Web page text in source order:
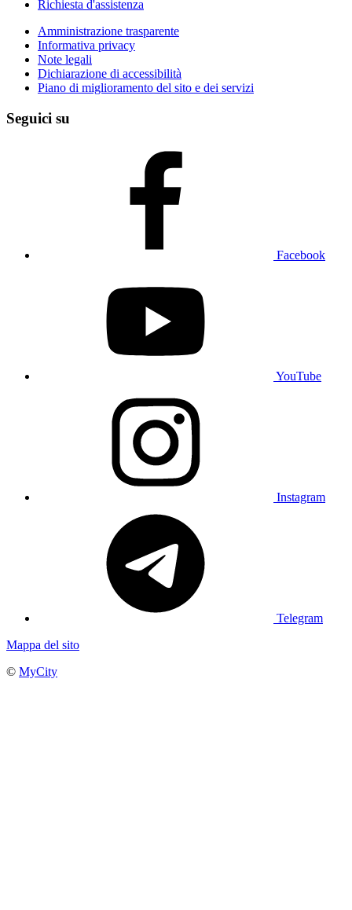
Richiesta d'assistenza
Amministrazione trasparente
Informativa privacy
Note legali
Dichiarazione di accessibilità
Piano di miglioramento del sito e dei servizi
Seguici su
Facebook
YouTube
Instagram
Telegram
Mappa del sito
© MyCity